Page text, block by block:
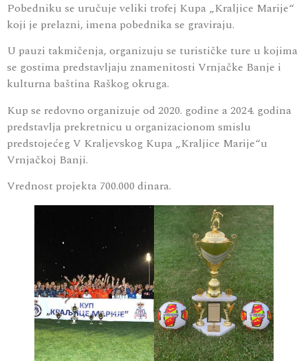
Pobedniku se uručuje veliki trofej Kupa „Kraljice Marije“
koji je prelazni, imena pobednika se graviraju.
U pauzi takmičenja, organizuju se turističke ture u kojima
se gostima predstavljaju znamenitosti Vrnjačke Banje i
kulturna baština Raškog okruga.
Kup se redovno organizuje od 2020. godine a 2024. godina
predstavlja prekretnicu u organizacionom smislu
predstojećeg V Kraljevskog Kupa „Kraljice Marije“u
Vrnjačkoj Banji.
Vrednost projekta 700.000 dinara.